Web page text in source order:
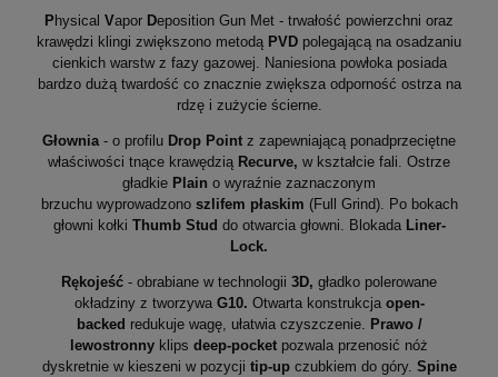
P hysical Vapor Deposition Gun Met - trwałość powierzchni oraz
krawędzi klingi zwiększono metodą PVD polegającą na osadzaniu
cienkich warstw z fazy gazowej. Naniesiona powłoka posiada
bardzo dużą twardość co znacznie zwiększa odporność ostrza na
rdzę i zużycie ścierne.
Głownia - o profilu Drop Point z zapewniającą ponadprzeciętne
właściwości tnące krawędzią Recurve, w kształcie fali. Ostrze
gładkie Plain o wyraźnie zaznaczonym
brzuchu wyprowadzono szlifem płaskim (Full Grind). Po bokach
głowni kołki Thumb Stud do otwarcia głowni. BlokadaLiner-
Lock.
Rękojeść - obrabiane w technologii 3D, gładko polerowane
okładziny z tworzywa G10. Otwarta konstrukcja open-
backed redukuje wagę, ułatwia czyszczenie.
Prawo /
lewostronny klips deep-pocket pozwala przenosić nóż
dyskretnie w kieszeni w pozycji tip-upczubkiem do góry. Spine